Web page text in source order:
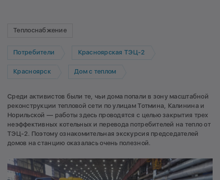
Теплоснабжение
Потребители Красноярская ТЭЦ-2
Красноярск Дом с теплом
Среди активистов были те, чьи дома попали в зону масштабной
реконструкции тепловой сети по улицам Тотмина, Калинина и
Норильской — работы здесь проводятся с целью закрытия трех
неэффективных котельных и перевода потребителей на тепло от
ТЭЦ-2. Поэтому ознакомительная экскурсия председателей
домов на станцию оказалась очень полезной.